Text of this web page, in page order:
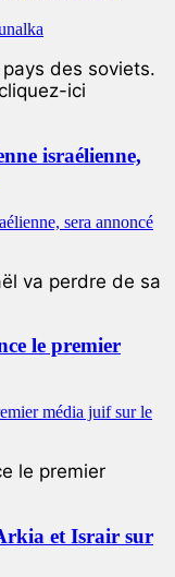
des soviets.
ici
israélienne,
va perdre de sa
le premier
le premier
et Israir sur